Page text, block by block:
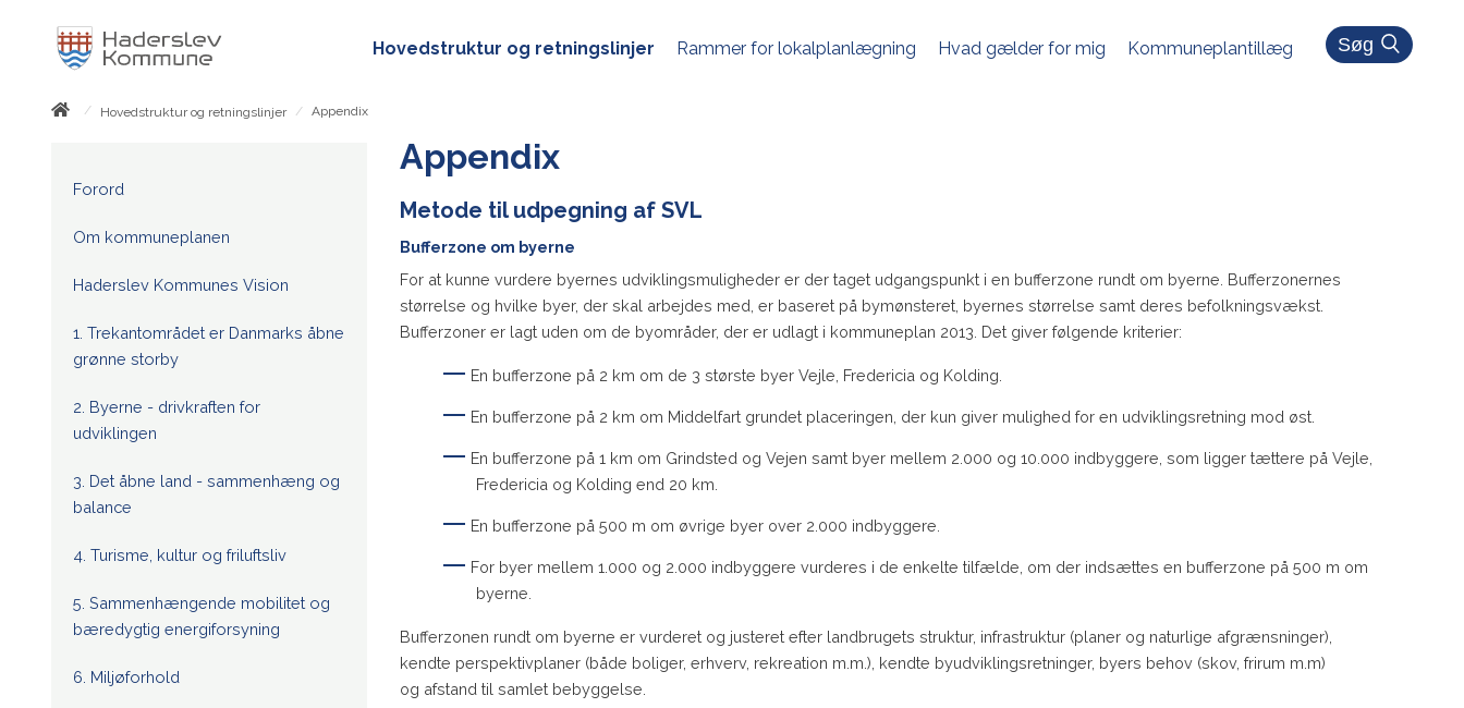
Hovedstruktur og retningslinjer Rammer for lokalplanlægning Hvad gælder for mig Kommuneplantillæg Søg
/ Hovedstruktur og retningslinjer / Appendix
Forord
Om kommuneplanen
Haderslev Kommunes Vision
1. Trekantområdet er Danmarks åbne
grønne storby
2. Byerne - drivkraften for
udviklingen
3. Det åbne land - sammenhæng og
balance
4. Turisme, kultur og friluftsliv
5. Sammenhængende mobilitet og
bæredygtig energiforsyning
6. Miljøforhold
Appendix
Metode til udpegning af SVL
Bufferzone om byerne
For at kunne vurdere byernes udviklingsmuligheder er der taget udgangspunkt i en bufferzone rundt om byerne. Bufferzonernes
størrelse og hvilke byer, der skal arbejdes med, er baseret på bymønsteret, byernes størrelse samt deres befolkningsvækst.
Bufferzoner er lagt uden om de byområder, der er udlagt i kommuneplan 2013. Det giver følgende kriterier:
En bufferzone på 2 km om de 3 største byer Vejle, Fredericia og Kolding.
En bufferzone på 2 km om Middelfart grundet placeringen, der kun giver mulighed for en udviklingsretning mod øst.
En bufferzone på 1 km om Grindsted og Vejen samt byer mellem 2.000 og 10.000 indbyggere, som ligger tættere på Vejle,
Fredericia og Kolding end 20 km.
En bufferzone på 500 m om øvrige byer over 2.000 indbyggere.
For byer mellem 1.000 og 2.000 indbyggere vurderes i de enkelte tilfælde, om der indsættes en bufferzone på 500 m om
byerne.
Bufferzonen rundt om byerne er vurderet og justeret efter landbrugets struktur, infrastruktur (planer og naturlige afgrænsninger),
kendte perspektivplaner (både boliger, erhverv, rekreation m.m.), kendte byudviklingsretninger, byers behov (skov, frirum m.m)
og afstand til samlet bebyggelse.